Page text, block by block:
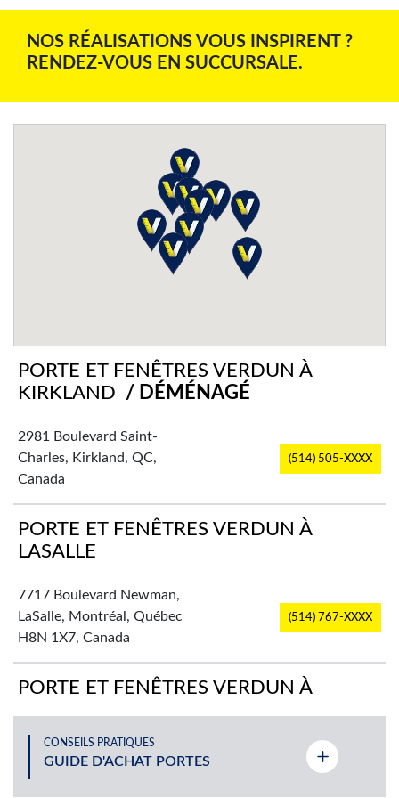
NOS RÉALISATIONS VOUS INSPIRENT ?
RENDEZ-VOUS EN SUCCURSALE.
PORTE ET FENÊTRES VERDUN À
KIRKLAND
/ DÉMÉNAGÉ
2981 Boulevard Saint-
Charles, Kirkland, QC,
Canada
(514) 505-XXXX
PORTE ET FENÊTRES VERDUN À
LASALLE
7717 Boulevard Newman,
LaSalle, Montréal, Québec
H8N 1X7, Canada
(514) 767-XXXX
PORTE ET FENÊTRES VERDUN À
2725 Rue Rachel Est,
(514) 524-XXXX
CONSEILS PRATIQUES
GUIDE D'ACHAT PORTES